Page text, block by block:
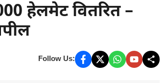
हेलमेट वितरित –
Follow Us: